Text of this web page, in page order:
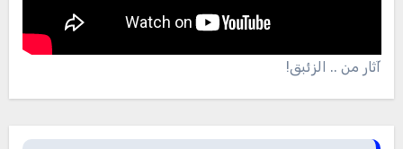
آثار من .. الزئبق!